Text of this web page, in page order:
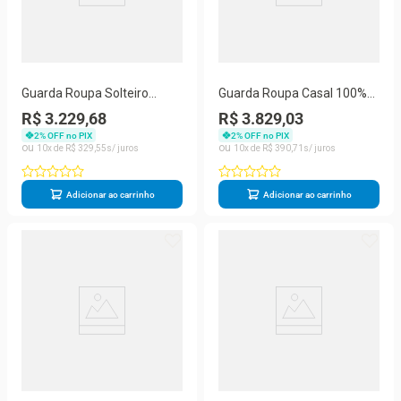
Guarda Roupa Solteiro
Ripado Com Espelho -
Lugano - Made Marcs
R$ 3.229,68
2% OFF no PIX
10
R$ 329 55
Adicionar ao carrinho
Guarda Roupa Casal 100%
Mdf 4 Gavetas - Atlanta -
Made Marcs
R$ 3.829,03
2% OFF no PIX
10
R$ 39071
Adicionar ao carrinho